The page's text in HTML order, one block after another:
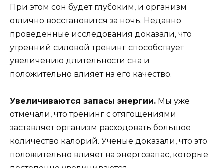
При этом сон будет глубоким, и организм
отлично восстановится за ночь. Недавно
проведенные исследования доказали, что
утренний силовой тренинг способствует
увеличению длительности сна и
положительно влияет на его качество.
Увеличиваются запасы энергии. Мы уже
отмечали, что тренинг с отягощениями
заставляет организм расходовать большое
количество калорий. Ученые доказали, что это
положительно влияет на энергозапас, которые